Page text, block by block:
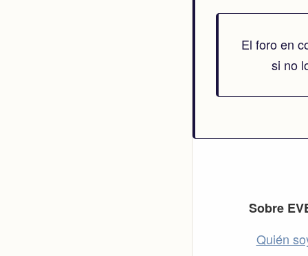
El foro en
si no
FooterSobre
Quién